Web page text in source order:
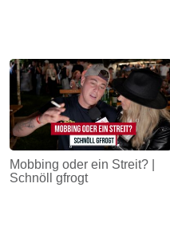
Mobbing oder ein Streit? |
Schnöll gfrogt